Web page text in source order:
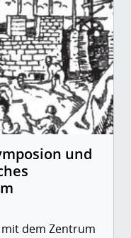
und
mit dem Zentrum